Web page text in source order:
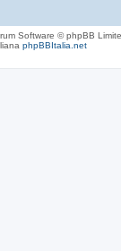
Software © phpBB
phpBBItalia.net